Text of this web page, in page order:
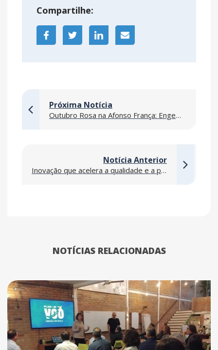
Compartilhe:
Próxima Notícia
Outubro Rosa na Afonso França: Engenharia e Solidariedade em Ação pela Saúde da Mulher
Notícia Anterior
Inovação que acelera a qualidade e a produtividade nas obras
NOTÍCIAS RELACIONADAS